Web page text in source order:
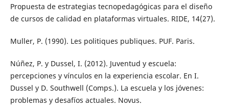
Propuesta de estrategias tecnopedagógicas para el diseño
de cursos de calidad en plataformas virtuales. RIDE, 14(27).
Muller, P. (1990). Les politiques publiques. PUF. Paris.
Núñez, P. y Dussel, I. (2012). Juventud y escuela:
percepciones y vínculos en la experiencia escolar. En I.
Dussel y D. Southwell (Comps.). La escuela y los jóvenes:
problemas y desafíos actuales. Novus.